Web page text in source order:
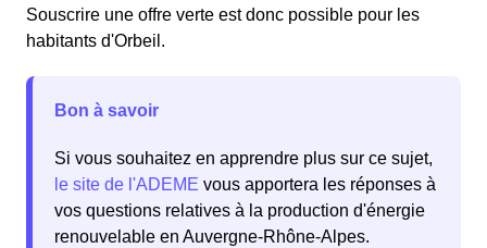
Souscrire une offre verte est donc possible pour les
habitants d'Orbeil.
Bon à savoir
Si vous souhaitez en apprendre plus sur ce sujet,
le site de l'ADEME vous apportera les réponses à
vos questions relatives à la production d'énergie
renouvelable en Auvergne-Rhône-Alpes.